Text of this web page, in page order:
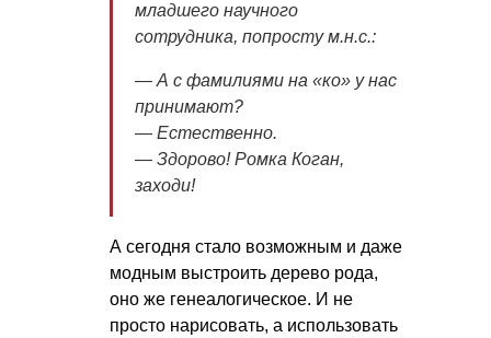
младшего научного
сотрудника, попросту м.н.с.:
— А с фамилиями на «ко» у нас
принимают?
— Естественно.
— Здорово! Ромка Коган,
заходи!
А сегодня стало возможным и даже
модным выстроить дерево рода,
оно же генеалогическое. И не
просто нарисовать, а использовать